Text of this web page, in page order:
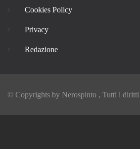
Cookies Policy
Privacy
Redazione
© Copyrights by Nerospinto , Tutti i diritti